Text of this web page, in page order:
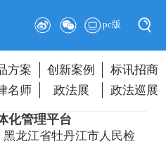
pc版
方案 创新案例
标讯招商
名师 政法展 政法巡展
化管理平台
黑龙江省牡丹江市人民检